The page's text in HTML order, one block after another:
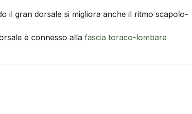
il gran dorsale si migliora anche il ritmo scapolo-
è connesso allafascia toraco-lombare